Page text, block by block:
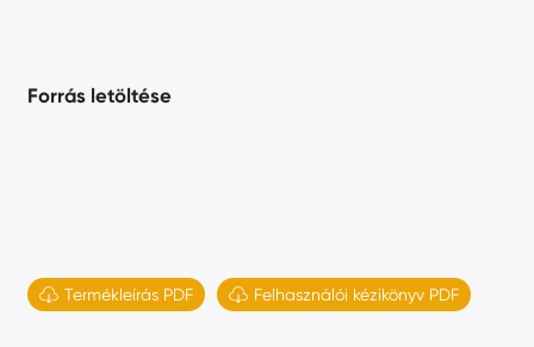
Forrás letöltése
 Termékleírás PDF  Felhasználói kézikönyv PDF